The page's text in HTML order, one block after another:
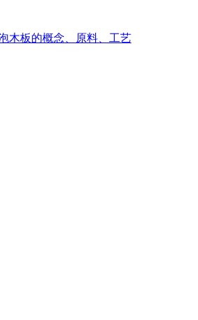
木板的概念、原料、工艺